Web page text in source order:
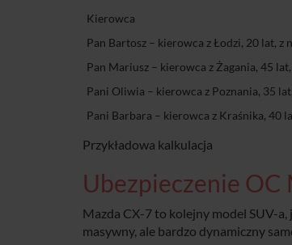
Kierowca
Pan Bartosz – kierowca z Łodzi, 20 lat, z
Pan Mariusz – kierowca z Żagania, 45
Pani Oliwia – kierowca z Poznania, 35
Pani Barbara – kierowca z Kraśnika, 40
Przykładowa kalkulacja
Ubezpieczenie OC
Mazda CX-7 to kolejny model SUV-
masywny, ale bardzo dynamiczny